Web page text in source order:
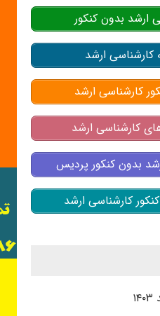
ارشد بدون کنکور
کارشناسی ارشد
کارشناسی ارشد
کارشناسی ارشد
بدون کنکور پردیس
کارشناسی ارشد